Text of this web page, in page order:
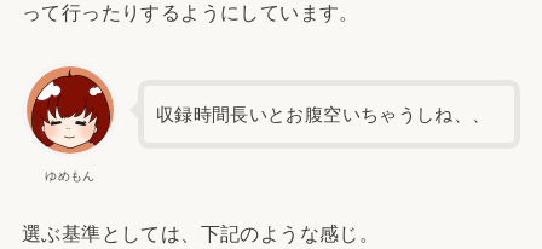
って行ったりするようにしています。
ゆめもん
収録時間長いとお腹空いちゃうしね、、
選ぶ基準としては、下記のような感じ。